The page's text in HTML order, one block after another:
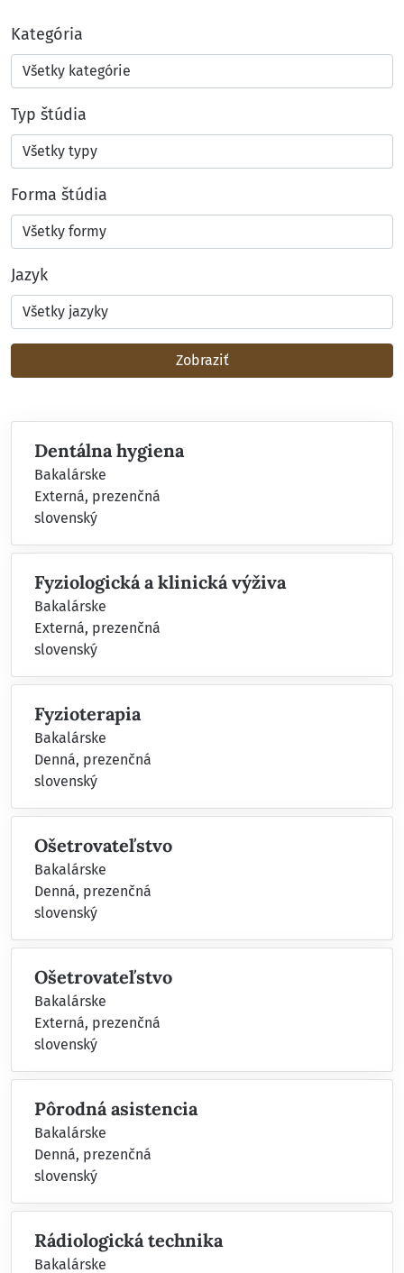
Kategória
Typ štúdia
Forma štúdia
Jazyk
Zobraziť
Dentálna hygiena
Bakalárske
Externá, prezenčná
slovenský
Fyziologická a klinická výživa
Bakalárske
Externá, prezenčná
slovenský
Fyzioterapia
Bakalárske
Denná, prezenčná
slovenský
Ošetrovateľstvo
Bakalárske
Denná, prezenčná
slovenský
Ošetrovateľstvo
Bakalárske
Externá, prezenčná
slovenský
Pôrodná asistencia
Bakalárske
Denná, prezenčná
slovenský
Rádiologická technika
Bakalárske